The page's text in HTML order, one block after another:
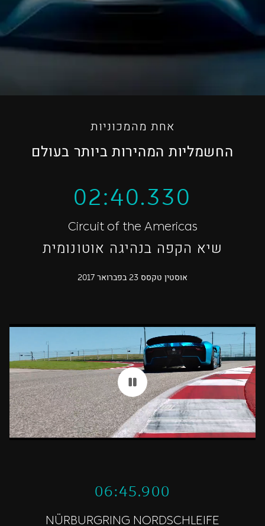
אחת מהמכוניות
החשמליות המהירות ביותר בעולם
02:40.330
Circuit of the Americas
שיא הקפה בנהיגה אוטונומית
אוסטין טקסס 23 בפברואר 2017
06:45.900
NÜRBURGRING NORDSCHLEIFE